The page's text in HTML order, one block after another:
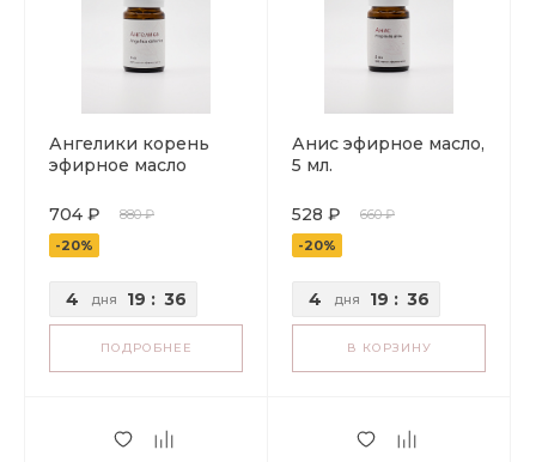
Ангелики корень
эфирное масло
704 ₽
880 ₽
-20%
4 дня 19 : 36
ПОДРОБНЕЕ
Анис эфирное масло,
5 мл.
528 ₽
660 ₽
-20%
4 дня 19 : 36
В КОРЗИНУ